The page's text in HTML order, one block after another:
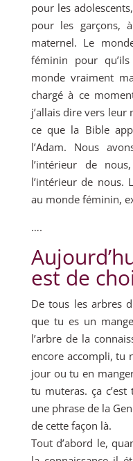
pour les
pour les garçons,
maternel. Le
féminin pour
monde vraiment
chargé à ce
j’allais dire vers leur
ce que la Bible
l’Adam. Nous
l’intérieur de
l’intérieur de nous.
au monde féminin,
….
est de
De tous les arbres
que tu es un
l’arbre de la
encore accompli, tu
jour ou tu en
tu muteras. ça
une phrase de la
de cette façon là.
Tout d’abord le,